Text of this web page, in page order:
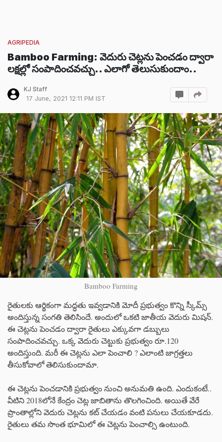
AGRIPEDIA
Bamboo Farming: వెదురు చెట్లను పెంచడం ద్వారా
లక్షల్లో సంపాదించవచ్చు.. ఎలాగో తెలుసుకుందాం..
KJ Staff
17 June, 2021 12:11 PM IST
Bamboo Farming
రైతులకు ఆర్థికంగా మద్ధతు ఇవ్వడానికి మోదీ ప్రభుత్వం కొన్ని స్కీమ్స్
అందిస్తున్న సంగతి తెలిసిందే. అందులో ఒకటి జాతీయ వెదురు మిషన్.
ఈ చెట్లను పెంచడం ద్వారా రైతులు ఎక్కువగా డబ్బులు
సంపాదించవచ్చు. ఒక్క వెదురు చెట్టుకు ప్రభుత్వం రూ.120
అందిస్తుంది. మరీ ఈ చెట్లను ఎలా పెంచాలి ? ఎలాంటి జాగ్రత్తలు
తీసుకోవాలో తెలిసుకుందామా.
ఈ చెట్లను పెంచడానికి ప్రభుత్వం నుంచి అనుమతి ఉంది. ఎందుకంటే..
వీటిని 2018లోనే కేంద్రం చెట్ల జాబితాను తొలగించింది. అయితే వేరే
ప్రాంతాల్లోని వెదురు చెట్లను కట్ చేయడం వంటి పనులు చేయకూడదు.
రైతులు తమ సొంత భూమిలో ఈ చెట్లను పెంచాల్సి ఉంటుంది.